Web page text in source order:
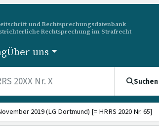
und Rechtsprechungsdatenbank
Rechtsprechung im Strafrecht
Über uns
Suchen
2019 (LG Dortmund) [= HRRS 2020 Nr. 65]